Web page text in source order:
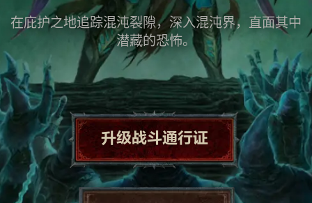
在庇护之地追踪混沌裂隙，深入混沌界，直面其中
潜藏的恐怖。
升级战斗通行证